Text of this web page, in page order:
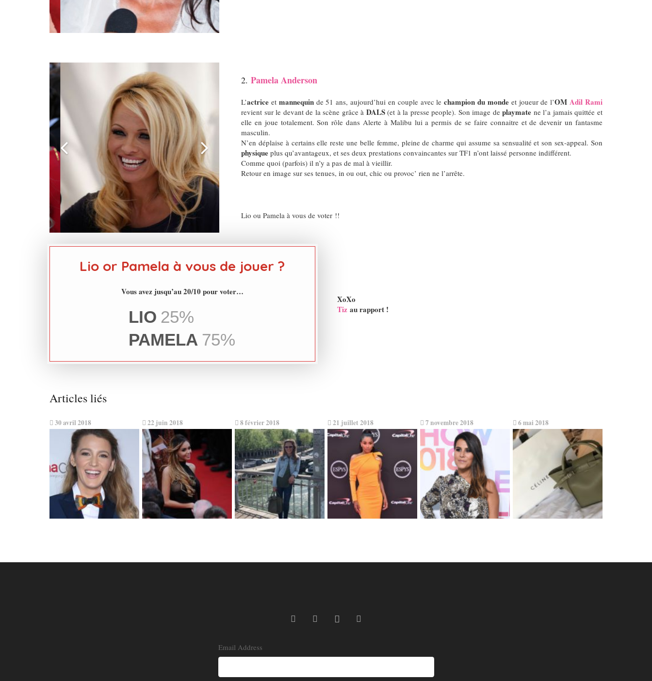
2. Pamela Anderson
L’actriceet mannequinde51 ans, aujourd’hui en couple avec lechampion du mondeet joueur de l’OM Adil Rami
revient sur le devant de la scène grâce à DALS(et à la presse people). Son image deplaymate ne l’a jamais quittée et
elle en joue totalement.Son rôle dans Alerte à Malibu lui a permis de se faire connaitre et de devenir un fantasme
masculin.
N’en déplaise à certains elle reste une belle femme, pleine de charme qui assume sa sensualité et son sex-appeal. Son
physiqueplus qu’avantageux, et ses deux prestations convaincantes sur TF1 n’ont laissé personne indifférent.
Comme quoi (parfois) il n’y a pas de mal à vieillir.
Retour en image sur ses tenues, in ou out, chic ou provoc’ rien ne l’arrête.
Lio ou Pamela à vous de voter !!
Lio or Pamela à vous de jouer ?
Vous avez jusqu’au 20/10 pour voter…
LIO 25%
PAMELA 75%
XoXo
Tizau rapport !
Articles liés
30 avril 2018 22 juin 2018 8 février 2018 21 juillet 2018 7 novembre 2018 6 mai 2018
Email Address